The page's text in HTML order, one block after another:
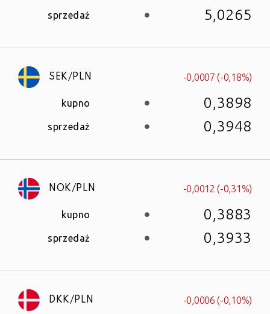
sprzedaż 5,0265
SEK/PLN -0,0007 (-0,18%)
kupno 0,3898
sprzedaż 0,3948
NOK/PLN -0,0012 (-0,31%)
kupno 0,3883
sprzedaż 0,3933
DKK/PLN -0,0006 (-0,10%)